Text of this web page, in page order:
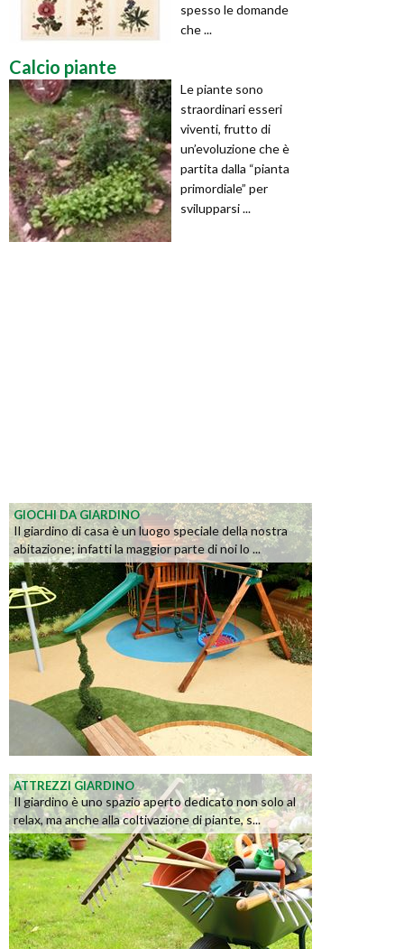
spesso le domande
che ...
Calcio piante
Le piante sono
straordinari esseri
viventi, frutto di
un’evoluzione che è
partita dalla “pianta
primordiale” per
svilupparsi ...
GIOCHI DA GIARDINO
Il giardino di casa è un luogo speciale della nostra
abitazione; infatti la maggior parte di noi lo ...
ATTREZZI GIARDINO
Il giardino è uno spazio aperto dedicato non solo al
relax, ma anche alla coltivazione di piante, s...